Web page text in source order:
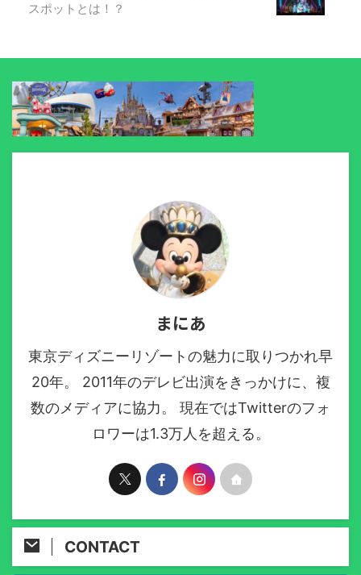
スポットとは！？
まにあ
東京ディズニーリゾートの魅力に取りつかれ早
20年。 2011年のデレビ出演をきっかけに、複
数のメディアに協力。 現在ではTwitterのフォ
ロワーは1.3万人を超える。
CONTACT